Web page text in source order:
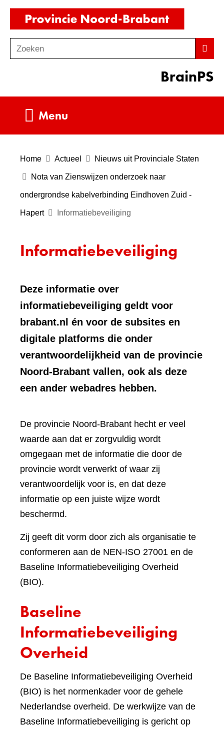
Ga
de
inhoud
o
Zoeken
BrainPS
Menu
Home Actueel Nieuws uit Provinciale Staten
Nota van Zienswijzen onderzoek naar
ondergrondse kabelverbinding Eindhoven Zuid -
Hapert Informatiebeveiliging
Informatiebeveiliging
Deze informatie over
informatiebeveiliging geldt voor
brabant.nl én voor de subsites en
digitale platforms die onder
verantwoordelijkheid van de provincie
Noord-Brabant vallen, ook als deze
een ander webadres hebben.
De provincie Noord-Brabant hecht er veel
waarde aan dat er zorgvuldig wordt
omgegaan met de informatie die door de
provincie wordt verwerkt of waar zij
verantwoordelijk voor is, en dat deze
informatie op een juiste wijze wordt
beschermd.
Zij geeft dit vorm door zich als organisatie te
conformeren aan de NEN-ISO 27001 en de
Baseline Informatiebeveiliging Overheid
(BIO).
Baseline
Informatiebeveiliging
Overheid
De Baseline Informatiebeveiliging Overheid
(BIO) is het normenkader voor de gehele
Nederlandse overheid. De werkwijze van de
Baseline Informatiebeveiliging is gericht op